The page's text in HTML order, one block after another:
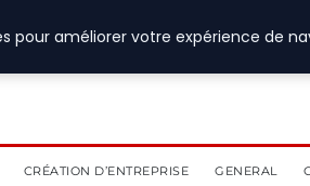
CRÉATION D’ENTREPRISE GENERAL
pour améliorer votre expérience de